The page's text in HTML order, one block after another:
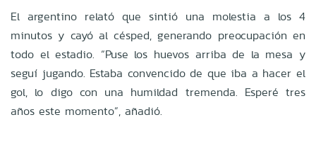
El argentino relató que sintió una molestia a los 4
minutos y cayó al césped, generando preocupación en
todo el estadio. “Puse los huevos arriba de la mesa y
seguí jugando. Estaba convencido de que iba a hacer el
gol, lo digo con una humildad tremenda. Esperé tres
años este momento”, añadió.